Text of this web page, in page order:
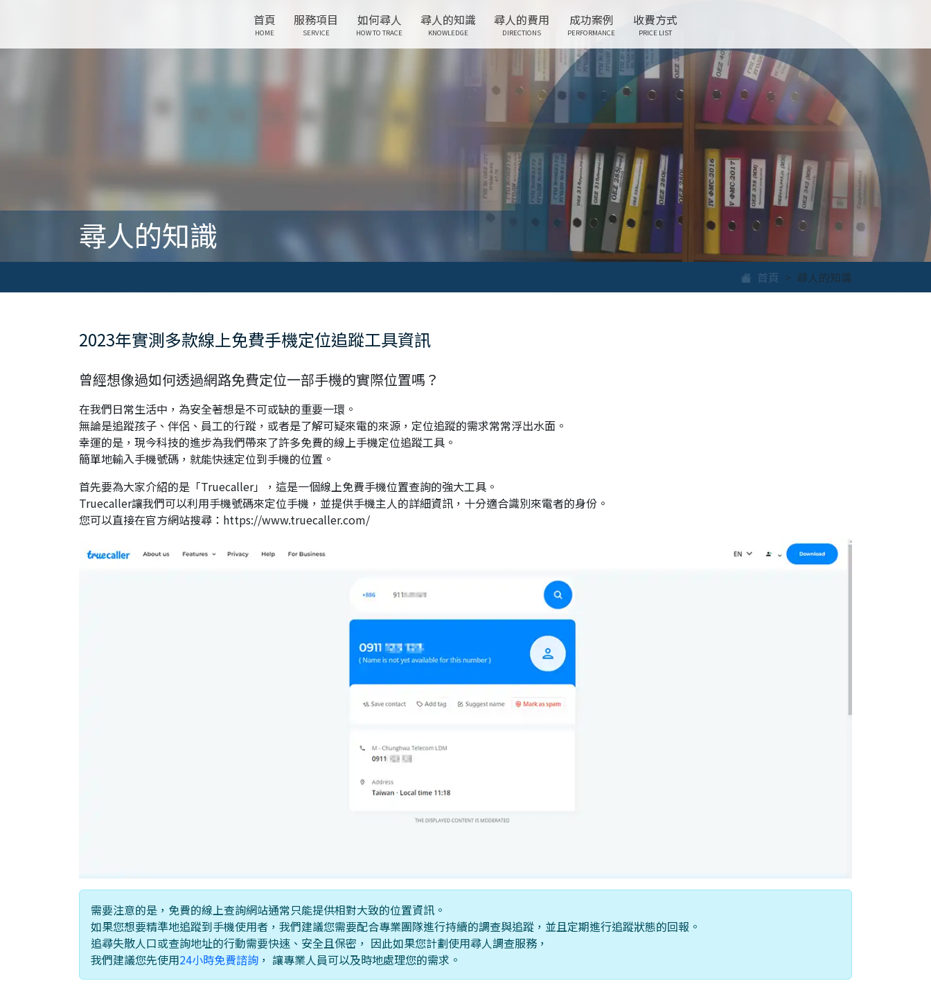
首頁
HOME
服務項目
SERVICE
如何尋人
HOW TO TRACE
尋人的知識
KNOWLEDGE
尋人的費用
DIRECTIONS
成功案例
PERFORMANCE
收費方式
PRICE LIST
尋人的知識
首頁 尋人的知識
2023年實測多款線上免費手機定位追蹤工具資訊
曾經想像過如何透過網路免費定位一部手機的實際位置嗎？
在我們日常生活中，為安全著想是不可或缺的重要一環。
無論是追蹤孩子、伴侶、員工的行蹤，或者是了解可疑來電的來源，定位追蹤的需求常常浮出水面。
幸運的是，現今科技的進步為我們帶來了許多免費的線上手機定位追蹤工具。
簡單地輸入手機號碼，就能快速定位到手機的位置。
首先要為大家介紹的是「Truecaller」，這是一個線上免費手機位置查詢的強大工具。
Truecaller讓我們可以利用手機號碼來定位手機，並提供手機主人的詳細資訊，十分適合識別來電者的身份。
您可以直接在官方網站搜尋：https://www.truecaller.com/
需要注意的是，免費的線上查詢網站通常只能提供相對大致的位置資訊。
如果您想要精準地追蹤到手機使用者，我們建議您需要配合專業團隊進行持續的調查與追蹤，並且定期進行追蹤狀態的回報。
追尋失散人口或查詢地址的行動需要快速、安全且保密， 因此如果您計劃使用尋人調查服務，
我們建議您先使用24小時免費諮詢 ， 讓專業人員可以及時地處理您的需求。